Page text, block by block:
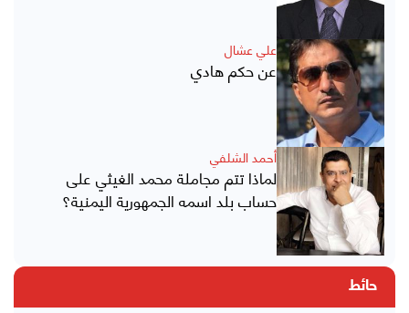
علي عشال
عن حكم هادي
أحمد الشلفي
لماذا تتم مجاملة محمد الغيثي على
حساب بلد اسمه الجمهورية اليمنية؟
حائط